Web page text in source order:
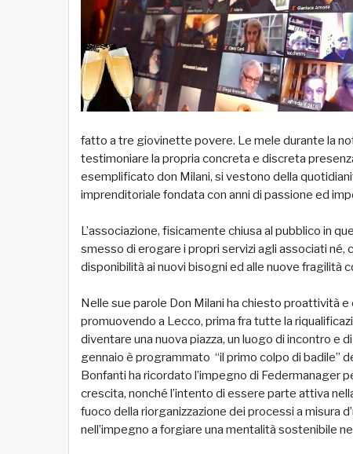
fatto a tre giovinette povere. Le mele durante la
testimoniare la propria concreta e discreta
esemplificato don Milani, si vestono della
imprenditoriale fondata con anni di passione ed
L’associazione, fisicamente chiusa al pubblico in
smesso di erogare i propri servizi agli associati
disponibilità ai nuovi bisogni ed alle nuove fragilità
Nelle sue parole Don Milani ha chiesto proattività
promuovendo a Lecco, prima fra tutte la
diventare una nuova piazza, un luogo di incontro e
gennaio è programmato “il primo colpo di badile”
Bonfanti ha ricordato l’impegno di Federmanager
crescita, nonché l’intento di essere parte attiva
fuoco della riorganizzazione dei processi a misura
nell’impegno a forgiare una mentalità sostenibile